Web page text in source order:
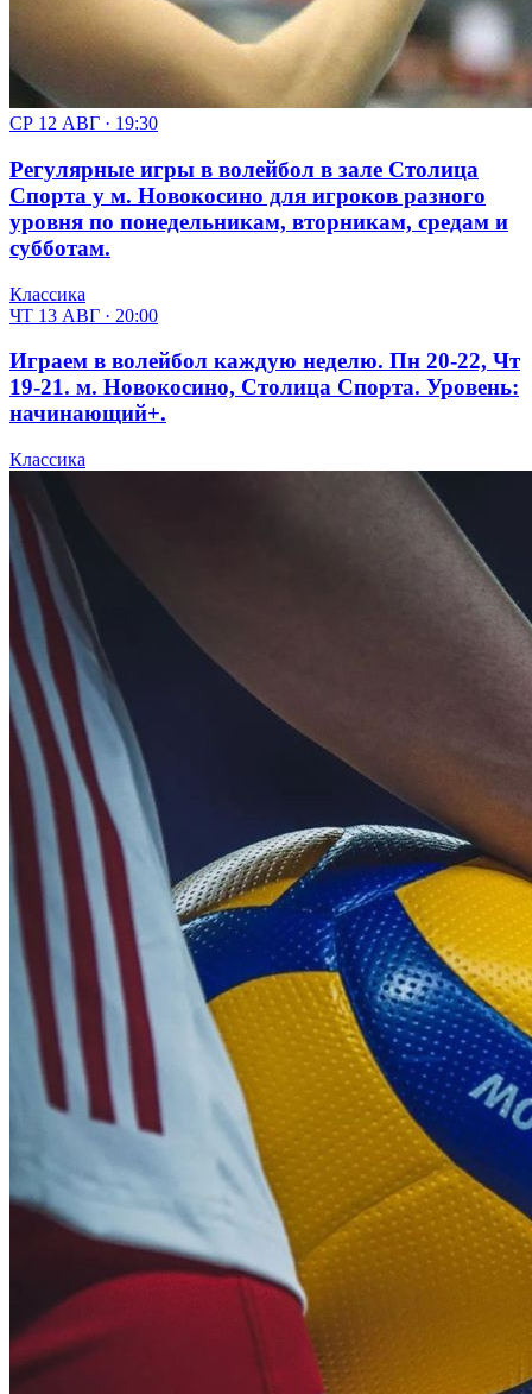
СР 12 АВГ · 19:30
Регулярные игры в волейбол в зале Столица
Спорта у м. Новокосино для игроков разного
уровня по понедельникам, вторникам, средам и
субботам.
Классика
ЧТ 13 АВГ · 20:00
Играем в волейбол каждую неделю. Пн 20-22, Чт
19-21. м. Новокосино, Столица Спорта. Уровень:
начинающий+.
Классика